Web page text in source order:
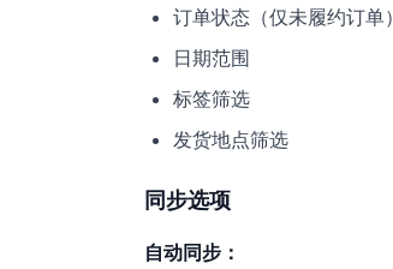
订单状态（仅未履约订单）
日期范围
标签筛选
发货地点筛选
同步选项
自动同步：